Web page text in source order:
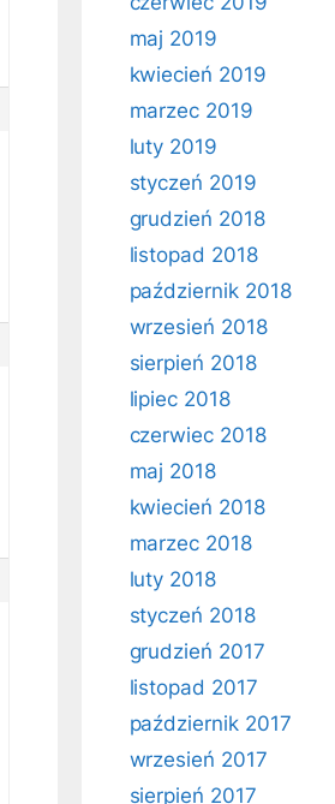
maj 2019
kwiecień 2019
marzec 2019
luty 2019
styczeń 2019
grudzień 2018
listopad 2018
październik 2018
wrzesień 2018
sierpień 2018
lipiec 2018
czerwiec 2018
maj 2018
kwiecień 2018
marzec 2018
luty 2018
styczeń 2018
grudzień 2017
listopad 2017
październik 2017
wrzesień 2017
sierpień 2017